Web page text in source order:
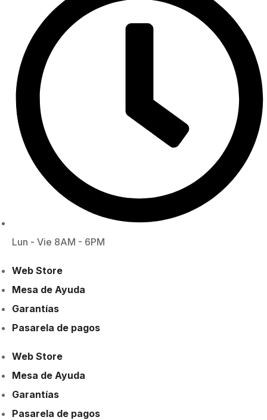
Lun - Vie 8AM - 6PM
Web Store
Mesa de Ayuda
Garantías
Pasarela de pagos
Web Store
Mesa de Ayuda
Garantías
Pasarela de pagos